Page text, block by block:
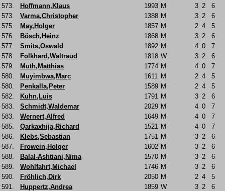
573.
Hoffmann,Klaus 1993 M 3 2
6
573.
Varma,Christopher 1388 M 3 2
6
575.
May,Holger 1857 M 2 4
5
576.
Bösch,Heinz 1868 M 3 2
6
577.
Smits,Oswald 1892 M 4 0
7
578.
Folkhard,Waltraud 1818 W 3 2
6
579.
Muth,Matthias 1774 M 4 0
7
580.
Muyimbwa,Marc 1611 M 2 4
5
580.
Penkalla,Peter 1589 M 2 4
5
582.
Kuhn,Luis 1791 M 3 2
6
583.
Schmidt,Waldemar 2029 M 4 0
7
583.
Wernert,Alfred 1649 M 4 0
7
585.
Qarkaxhija,Richard 1521 M 4 0
7
586.
Klebs,Sebastian 1751 M 3 2
6
587.
Frowein,Holger 1602 M 3 2
6
588.
Balal-Ashtiani,Nima 1570 M 3 2
6
589.
Wohlfahrt,Michael 1746 M 3 2
6
590.
Fröhlich,Dirk 2050 M 2 4
5
591.
Huppertz,Andrea 1859 W 3 2
6